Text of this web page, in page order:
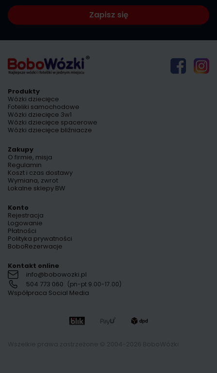
Zapisz się
Produkty
Wózki dziecięce
Foteliki samochodowe
Wózki dziecięce 3w1
Wózki dziecięce spacerowe
Wózki dziecięce bliźniacze
Zakupy
O firmie, misja
Regulamin
Koszt i czas dostawy
Wymiana, zwrot
Lokalne sklepy BW
Konto
Rejestracja
Logowanie
Płatności
Polityka prywatności
BoboRezerwacje
Kontakt online
info@bobowozki.pl
504 773 060 (pn-pt 9.00-17.00)
Współpraca Social Media